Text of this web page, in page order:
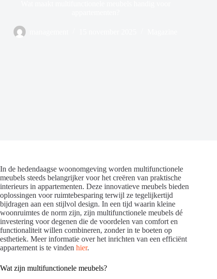
In de hedendaagse woonomgeving worden multifunctionele
meubels steeds belangrijker voor het creëren van praktische
interieurs in appartementen. Deze innovatieve meubels bieden
oplossingen voor ruimtebesparing terwijl ze tegelijkertijd
bijdragen aan een stijlvol design. In een tijd waarin kleine
woonruimtes de norm zijn, zijn multifunctionele meubels dé
investering voor degenen die de voordelen van comfort en
functionaliteit willen combineren, zonder in te boeten op
esthetiek. Meer informatie over het inrichten van een efficiënt
appartement is te vinden hier.
Wat zijn multifunctionele meubels?